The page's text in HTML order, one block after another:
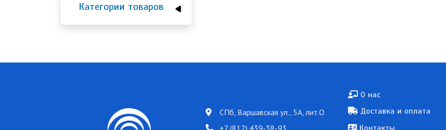
Категории товаров
СПб, Варшавская ул., 5А, лит.О
Подвал
О нас
Доставка и оплата